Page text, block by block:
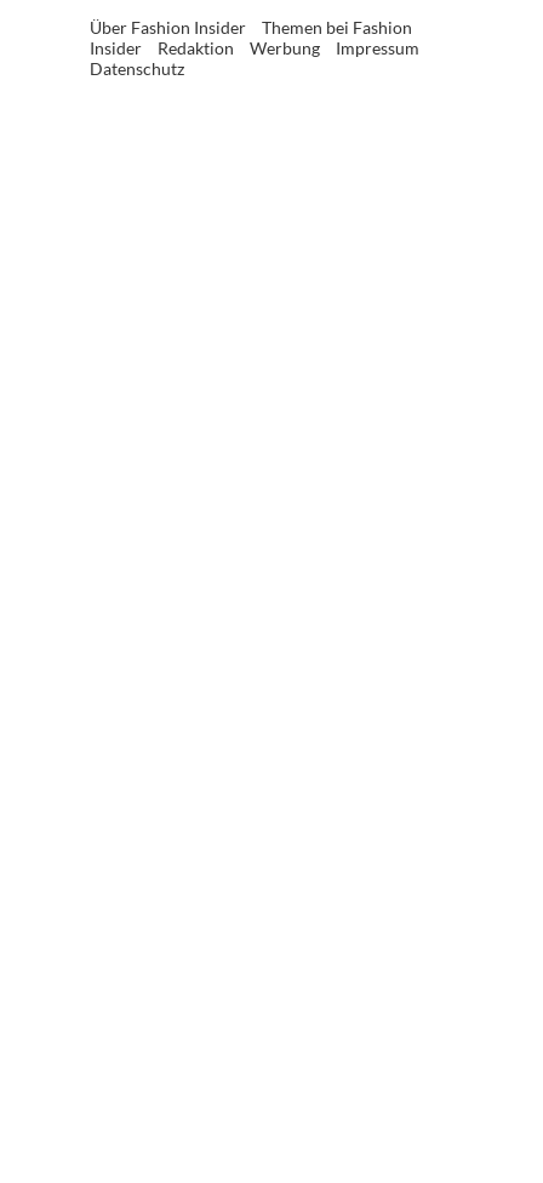
Über Fashion Insider
Themen bei Fashion
Insider
Redaktion Werbung
Impressum
Datenschutz